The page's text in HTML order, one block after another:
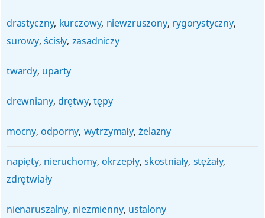
drastyczny, kurczowy, niewzruszony, rygorystyczny,
surowy,ścisły, zasadniczy
twardy, uparty
drewniany, drętwy,tępy
mocny, odporny, wytrzymały,żelazny
napięty, nieruchomy, okrzepły, skostniały, stężały,
zdrętwiały
nienaruszalny, niezmienny, ustalony